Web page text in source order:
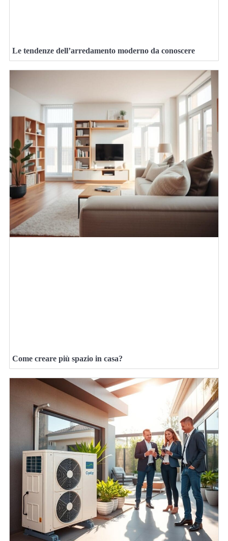
Le tendenze dell’arredamento moderno da conoscere
Come creare più spazio in casa?